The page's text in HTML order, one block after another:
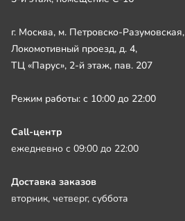
г. Москва, м. Петровско-Разумовская,
Локомотивный проезд, д. 4,
ТЦ «Парус», 2-й этаж, пав. 207
Режим работы: с 10:00 до 22:00
Call-центр
ежедневно с 09:00 до 22:00
Доставка заказов
вторник, четверг, суббота